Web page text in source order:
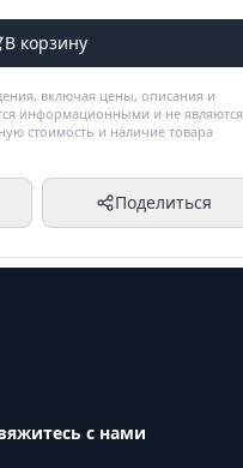
В корзину
включая цены, описания и
информационными и не являются
стоимость и наличие товара
Поделиться
с нами